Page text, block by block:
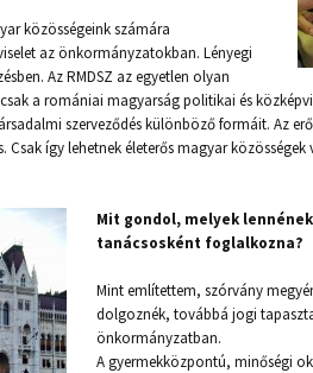
közösségeink számára
az önkormányzatokban. Lényegi
Az RMDSZ az egyetlen olyan
a romániai magyarság politikai és
szerveződés különböző formáit. Az
Csak így lehetnek életerős magyar
Mit gondol, melyek
tanácsosként foglalkozna?
Mint említettem, szórvány
dolgoznék, továbbá jogi
önkormányzatban.
A gyermekközpontú, minőségi